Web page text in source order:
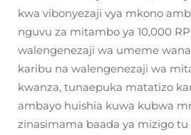
kwa vibonyezaji vya mkono
nguvu za mitambo ya 10,000
walengenezaji wa umeme
karibu na walengenezaji wa
kwanza, tunaepuka matatizo
ambayo huishia kuwa kubwa
zinasimama baada ya mizigo tu